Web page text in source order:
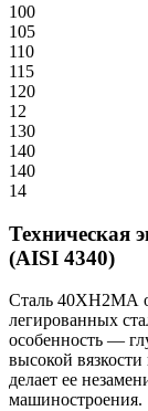
100
105
110
115
120
12
130
140
140
14
Техническая
(AISI 4340)
Сталь 40ХН2МА
легированных
особенность —
высокой
делает ее
машиностроения.